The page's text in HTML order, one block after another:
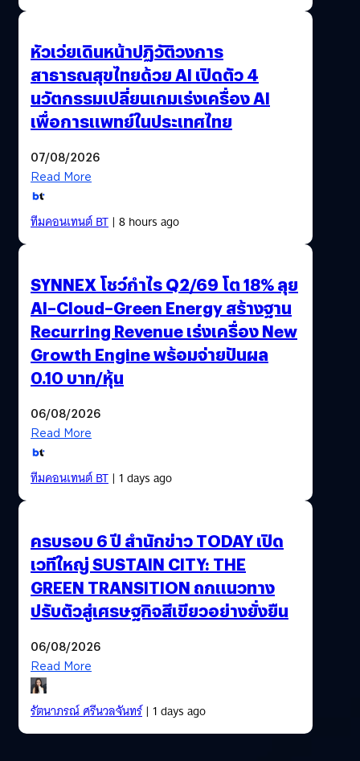
หัวเว่ยเดินหน้าปฏิวัติวงการ
สาธารณสุขไทยด้วย AI เปิดตัว 4
นวัตกรรมเปลี่ยนเกมเร่งเครื่อง AI
เพื่อการแพทย์ในประเทศไทย
07/08/2026
Read More
ทีมคอนเทนต์ BT| 8 hours ago
SYNNEX โชว์กำไร Q2/69 โต 18% ลุย
AI–Cloud–Green Energy สร้างฐาน
Recurring Revenue เร่งเครื่อง New
Growth Engine พร้อมจ่ายปันผล
0.10 บาท/หุ้น
06/08/2026
Read More
ทีมคอนเทนต์ BT| 1 days ago
ครบรอบ 6 ปี สำนักข่าว TODAY เปิด
เวทีใหญ่ SUSTAIN CITY: THE
GREEN TRANSITION ถกแนวทาง
ปรับตัวสู่เศรษฐกิจสีเขียวอย่างยั่งยืน
06/08/2026
Read More
รัตนาภรณ์ ศรีนวลจันทร์| 1 days ago